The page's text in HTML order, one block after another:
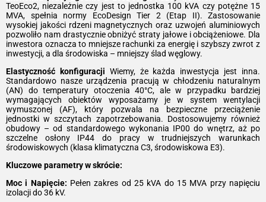
TeoEco2, niezależnie czy jest to jednostka 100 kVA czy potężne 15
MVA, spełnia normy EcoDesign Tier 2 (Etap II). Zastosowanie
wysokiej jakości rdzeni magnetycznych oraz uzwojeń aluminiowych
pozwoliło nam drastycznie obniżyć straty jałowe i obciążeniowe. Dla
inwestora oznacza to mniejsze rachunki za energię i szybszy zwrot z
inwestycji, a dla środowiska – mniejszy ślad węglowy.
Elastyczność konfiguracji Wiemy, że każda inwestycja jest inna.
Standardowo nasze urządzenia pracują w chłodzeniu naturalnym
(AN) do temperatury otoczenia 40°C, ale w przypadku bardziej
wymagających obiektów wyposażamy je w system wentylacji
wymuszonej (AF), który pozwala na bezpieczne przeciążenie
jednostki w szczytach zapotrzebowania. Dostosowujemy również
obudowy – od standardowego wykonania IP00 do wnętrz, aż po
szczelne osłony IP44 do pracy w trudniejszych warunkach
środowiskowych (klasa klimatyczna C3, środowiskowa E3).
Kluczowe parametry w skrócie:
Moc i Napięcie: Pełen zakres od 25 kVA do 15 MVA przy napięciu
izolacji do 36 kV.